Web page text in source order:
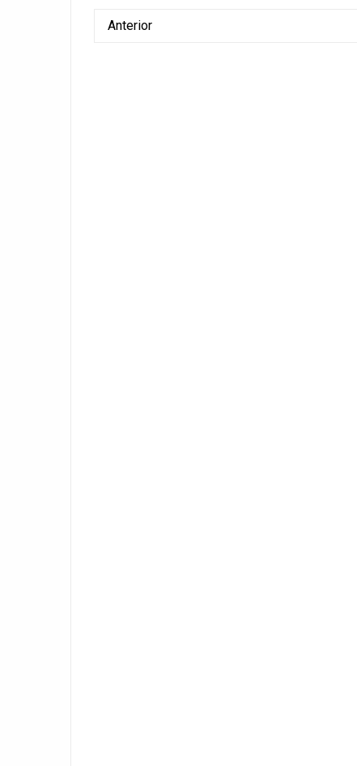
Anterior